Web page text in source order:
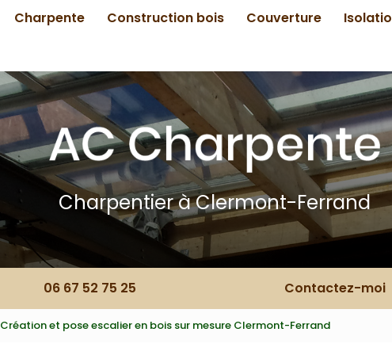
Charpente Construction bois Couverture
Charpentier à Clermont-Ferrand
06 67 52 75 25 Contactez-moi
Création et pose escalier en bois sur mesure Clermont-Ferrand